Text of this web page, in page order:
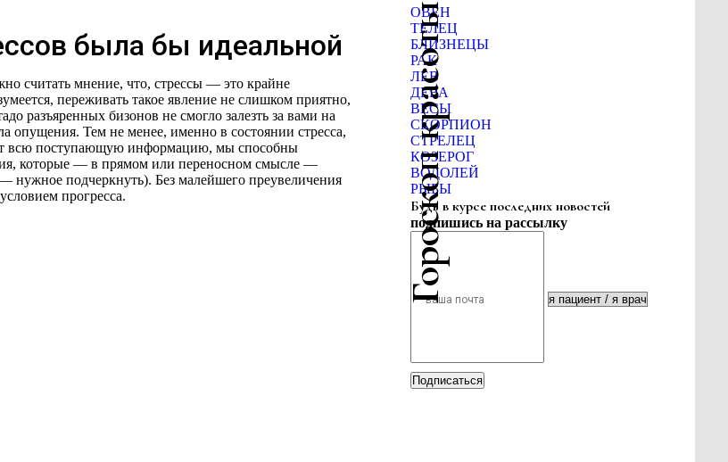
была бы идеальной
считать мнение, что, стрессы — это крайне
переживать такое явление не слишком приятно,
разъяренных бизонов не смогло залезть за вами на
опущения. Тем не менее, именно в состоянии стресса,
всю поступающую информацию, мы способны
которые — в прямом или переносном смысле —
нужное подчеркнуть). Без малейшего преувеличения
прогресса.
Гороскоп красоты
ОВЕН
ТЕЛЕЦ
БЛИЗНЕЦЫ
РАК
ЛЕВ
ДЕВА
ВЕСЫ
СКОРПИОН
СТРЕЛЕЦ
КОЗЕРОГ
ВОДОЛЕЙ
РЫБЫ
Будь в курсе последних новостей
подпишись на рассылку
Подписаться